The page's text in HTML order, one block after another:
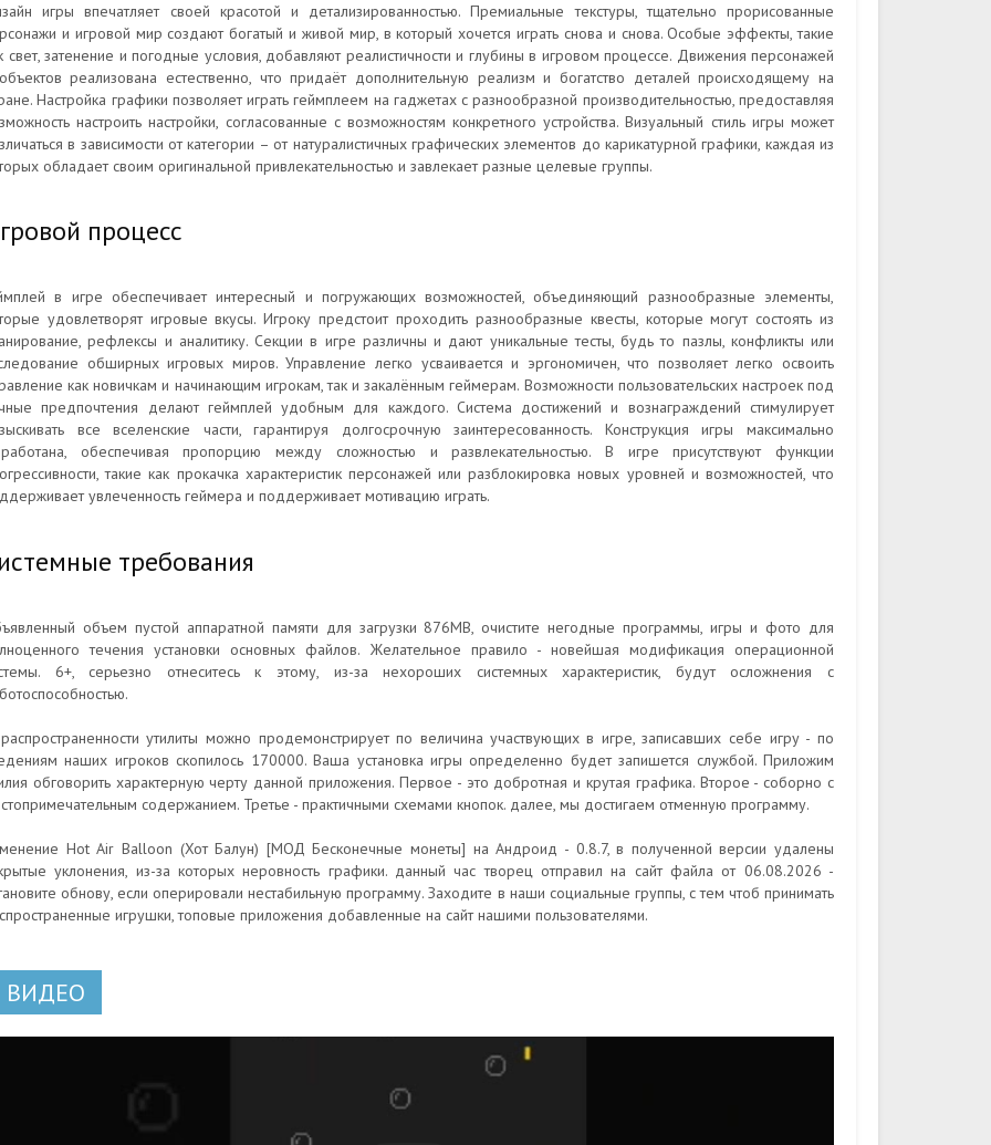
игры впечатляет своей красотой и детализированностью. Премиальные текстуры, тщательно прорисованные
и игровой мир создают богатый и живой мир, в который хочется играть снова и снова. Особые эффекты, такие
свет, затенение и погодные условия, добавляют реалистичности и глубины в игровом процессе. Движения персонажей
реализована естественно, что придаёт дополнительную реализм и богатство деталей происходящему на
Настройка графики позволяет играть геймплеем на гаджетах с разнообразной производительностью, предоставляя
настроить настройки, согласованные с возможностям конкретного устройства. Визуальный стиль игры может
в зависимости от категории – от натуралистичных графических элементов до карикатурной графики, каждая из
обладает своим оригинальной привлекательностью и завлекает разные целевые группы.
процесс
в игре обеспечивает интересный и погружающих возможностей, объединяющий разнообразные элементы,
удовлетворят игровые вкусы. Игроку предстоит проходить разнообразные квесты, которые могут состоять из
рефлексы и аналитику. Секции в игре различны и дают уникальные тесты, будь то пазлы, конфликты или
обширных игровых миров. Управление легко усваивается и эргономичен, что позволяет легко освоить
как новичкам и начинающим игрокам, так и закалённым геймерам. Возможности пользовательских настроек под
предпочтения делают геймплей удобным для каждого. Система достижений и вознаграждений стимулирует
все вселенские части, гарантируя долгосрочную заинтересованность. Конструкция игры максимально
обеспечивая пропорцию между сложностью и развлекательностью. В игре присутствуют функции
такие как прокачка характеристик персонажей или разблокировка новых уровней и возможностей, что
увлеченность геймера и поддерживает мотивацию играть.
требования
объем пустой аппаратной памяти для загрузки 876MB, очистите негодные программы, игры и фото для
течения установки основных файлов. Желательное правило - новейшая модификация операционной
6+, серьезно отнеситесь к этому, из-за нехороших системных характеристик, будут осложнения с
утилиты можно продемонстрирует по величина участвующих в игре, записавших себе игру - по
наших игроков скопилось 170000. Ваша установка игры определенно будет запишется службой. Приложим
обговорить характерную черту данной приложения. Первое - это добротная и крутая графика. Второе - соборно с
содержанием. Третье - практичными схемами кнопок. далее, мы достигаем отменную программу.
Hot Air Balloon (Хот Балун) [МОД Бесконечные монеты] на Андроид - 0.8.7, в полученной версии удалены
уклонения, из-за которых неровность графики. данный час творец отправил на сайт файла от 06.08.2026 -
обнову, если оперировали нестабильную программу. Заходите в наши социальные группы, с тем чтоб принимать
игрушки, топовые приложения добавленные на сайт нашими пользователями.
ВИДЕО